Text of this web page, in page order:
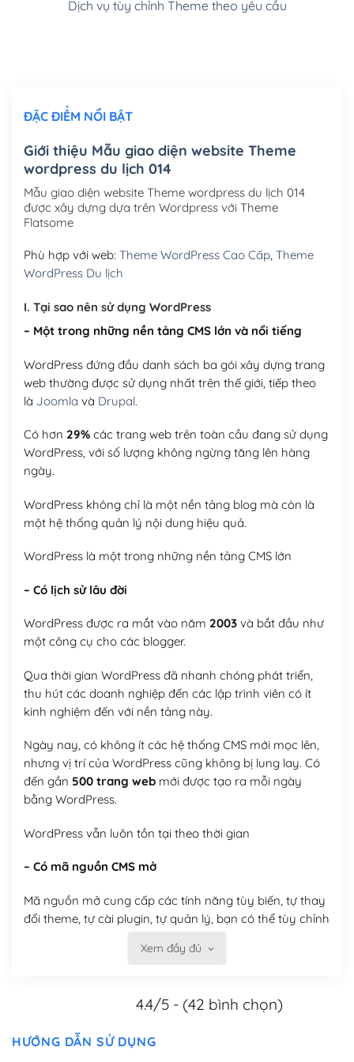
Cài đặt SMTP Mail cho site Wordpress(+100,000₫)
Mua thêm Host + Tên miền
Tên miền quốc tế .com .net .org (1 năm)
Tên miền Việt Nam .vn (1 năm)
Hosting 2GB SSD (1 năm)(+450,000₫)
Hosting 5GB SSD (1 năm)
Dịch vụ tùy chỉnh Theme theo yêu cầu
ĐẶC ĐIỂM NỔI BẬT
Giới thiệu Mẫu giao diện website Theme
wordpress du lịch 014
Mẫu giao diện website Theme wordpress du lịch 014
được xây dựng dựa trên Wordpress với Theme
Flatsome
Phù hợp với web: Theme WordPress Cao Cấp, Theme
WordPress Du lịch
I. Tại sao nên sử dụng WordPress
– Một trong những nền tảng CMS lớn và nổi tiếng
WordPress đứng đầu danh sách ba gói xây dựng trang
web thường được sử dụng nhất trên thế giới, tiếp theo
là Joomla và Drupal.
Có hơn 29%các trang web trên toàn cầu đang sử dụng
WordPress, với số lượng không ngừng tăng lên hàng
ngày.
WordPress không chỉ là một nền tảng blog mà còn là
một hệ thống quản lý nội dung hiệu quả.
WordPress là một trong những nền tảng CMS lớn
– Có lịch sử lâu đời
WordPress được ra mắt vào năm 2003và bắt đầu như
một công cụ cho các blogger.
Qua thời gian WordPress đã nhanh chóng phát triển,
thu hút các doanh nghiệp đến các lập trình viên có ít
kinh nghiệm đến với nền tảng này.
Ngày nay, có không ít các hệ thống CMS mới mọc lên,
nhưng vị trí của WordPress cũng không bị lung lay. Có
đến gần 500 trang webmới được tạo ra mỗi ngày
bằng WordPress.
WordPress vẫn luôn tồn tại theo thời gian
– Có mã nguồn CMS mở
Mã nguồn mở cung cấp các tính năng tùy biến, tự thay
đổi theme, tự cài plugin, tự quản lý, bạn có thể tùy chỉnh
Có thể tùy biến trên website WordPress
Xem đầy đủ
4.4/5 - (42 bình chọn)
HƯỚNG DẪN SỬ DỤNG